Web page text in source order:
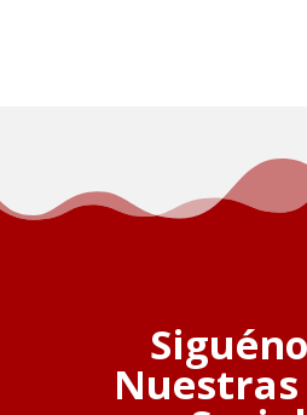
Nuestras